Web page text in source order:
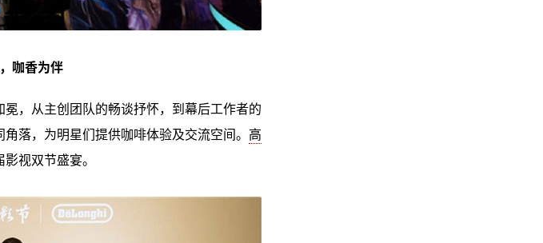
咖香为伴
，从主创团队的畅谈抒怀，到幕后工作者的
落，为明星们提供咖啡体验及交流空间。 高
视双节盛宴。